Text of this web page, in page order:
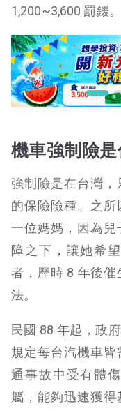
電動自行車如何領
機車強制險常見
1,200~3,600 罰鍰。
機車強制險是
強制險是在台灣，
的保險險種。之
一位媽媽，因為
障之下，讓她希
者，歷時 8 年後
法。
民國 88 年起，政
規定每台汽機車
通事故中受有體
屬，能夠迅速獲